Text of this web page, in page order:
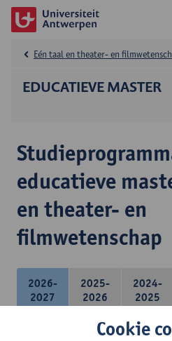
EDUCATIEVE MASTER
Eén taal en theater- en
educatieve
en theater- en
filmwetenschap
2026-
2027
2025-
2026
2024-
2025
Cookie